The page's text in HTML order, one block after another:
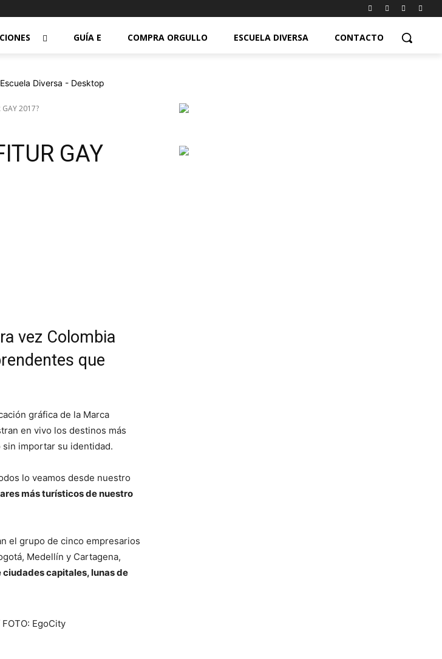
GUÍA E COMPRA ORGULLO ESCUELA DIVERSA CONTACTO
2017?
GAY
vez Colombia
que
gráfica de la Marca
en vivo los destinos más
importar su identidad.
lo veamos desde nuestro
más turísticos de nuestro
el grupo de cinco empresarios
Medellín y Cartagena,
capitales, lunas de